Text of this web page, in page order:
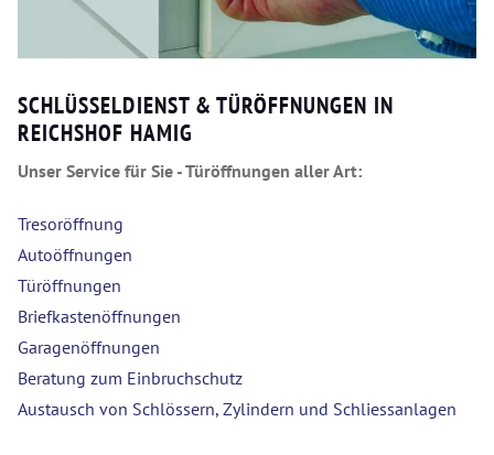
SCHLÜSSELDIENST & TÜRÖFFNUNGEN IN
REICHSHOF HAMIG
Unser Service für Sie - Türöffnungen aller Art:
Tresoröffnung
Autoöffnungen
Türöffnungen
Briefkastenöffnungen
Garagenöffnungen
Beratung zum Einbruchschutz
Austausch von Schlössern, Zylindern und Schliessanlagen